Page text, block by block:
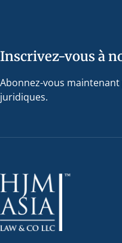
Inscrivez-vous à
Abonnez-vous
juridiques.